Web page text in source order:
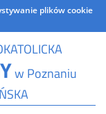
plików cookie
w Poznaniu